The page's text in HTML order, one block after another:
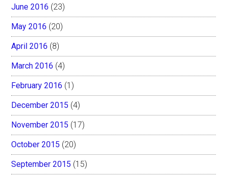
June 2016 (23)
May 2016 (20)
April 2016 (8)
March 2016 (4)
February 2016 (1)
December 2015 (4)
November 2015 (17)
October 2015 (20)
September 2015 (15)